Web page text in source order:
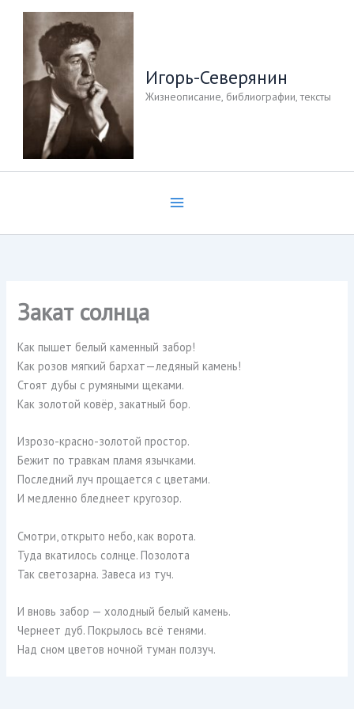
Перейти
содержимому
Игорь-Северянин
Жизнеописание, библиографии, тексты
Закат солнца
Как пышет белый каменный забор!
Как розов мягкий бархат—ледяный камень!
Стоят дубы с румяными щеками.
Как золотой ковёр, закатный бор.
Изрозо-красно-золотой простор.
Бежит по травкам пламя язычками.
Последний луч прощается с цветами.
И медленно бледнеет кругозор.
Смотри, открыто небо, как ворота.
Туда вкатилось солнце. Позолота
Так светозарна. Завеса из туч.
И вновь забор — холодный белый камень.
Чернеет дуб. Покрылось всё тенями.
Над сном цветов ночной туман ползуч.